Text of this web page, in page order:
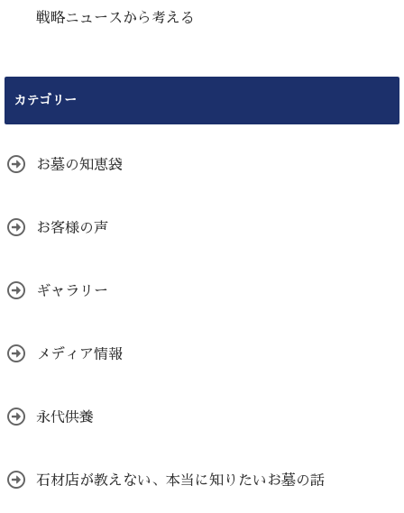
戦略ニュースから考える
カテゴリー
お墓の知恵袋
お客様の声
ギャラリー
メディア情報
永代供養
石材店が教えない、本当に知りたいお墓の話